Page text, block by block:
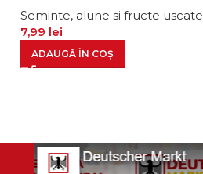
Seminte, alune si fructe uscate
7,99 lei
ADAUGĂ ÎN COȘ